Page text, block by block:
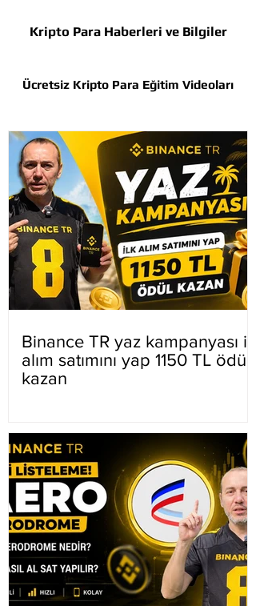
Ücretsiz Kripto Para Eğitim Videoları
Kripto Para Haberleri ve Bilgiler
Binance TR yaz kampanyası ilk
alım satımını yap 1150 TL ödül
kazan